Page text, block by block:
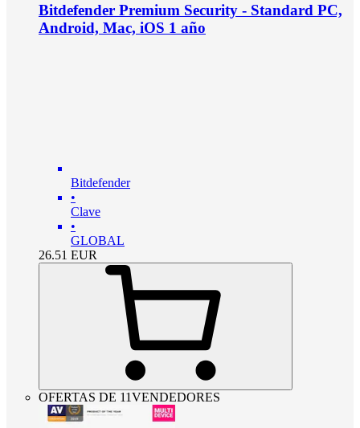
Bitdefender Premium Security - Standard PC,
Android, Mac, iOS 1 año
Bitdefender
•
Clave
•
GLOBAL
26.51 EUR
OFERTAS DE 11VENDEDORES